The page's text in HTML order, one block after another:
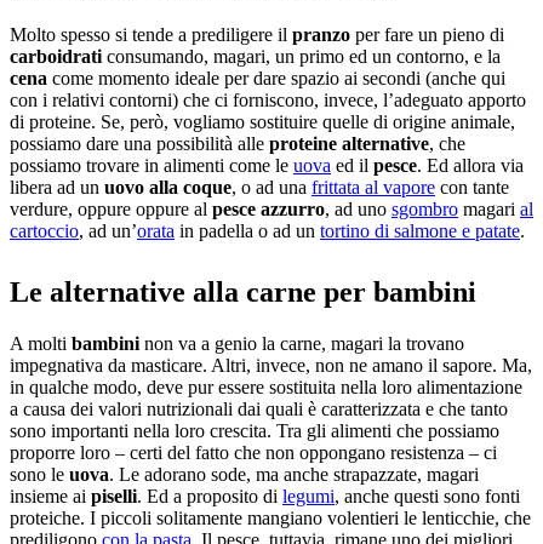
Molto spesso si tende a prediligere il pranzo per fare un pieno di
carboidrati consumando, magari, un primo ed un contorno, e la
cena come momento ideale per dare spazio ai secondi (anche qui
con i relativi contorni) che ci forniscono, invece, l’adeguato apporto
di proteine. Se, però, vogliamo sostituire quelle di origine animale,
possiamo dare una possibilità alle proteine alternative, che
possiamo trovare in alimenti come le uova ed il pesce. Ed allora via
libera ad un uovo alla coque, o ad una frittata al vapore con tante
verdure, oppure oppure al pesce azzurro, ad uno sgombro magari al
cartoccio, ad un’orata in padella o ad un tortino di salmone e patate.
Le alternative alla carne per bambini
A molti bambini non va a genio la carne, magari la trovano
impegnativa da masticare. Altri, invece, non ne amano il sapore. Ma,
in qualche modo, deve pur essere sostituita nella loro alimentazione
a causa dei valori nutrizionali dai quali è caratterizzata e che tanto
sono importanti nella loro crescita. Tra gli alimenti che possiamo
proporre loro – certi del fatto che non oppongano resistenza – ci
sono le uova. Le adorano sode, ma anche strapazzate, magari
insieme ai piselli. Ed a proposito di legumi, anche questi sono fonti
proteiche. I piccoli solitamente mangiano volentieri le lenticchie, che
prediligono con la pasta . Il pesce, tuttavia, rimane uno dei migliori